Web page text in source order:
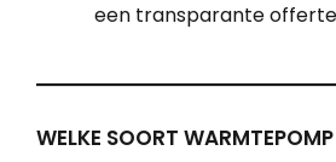
een transparante
WELKE SOORT